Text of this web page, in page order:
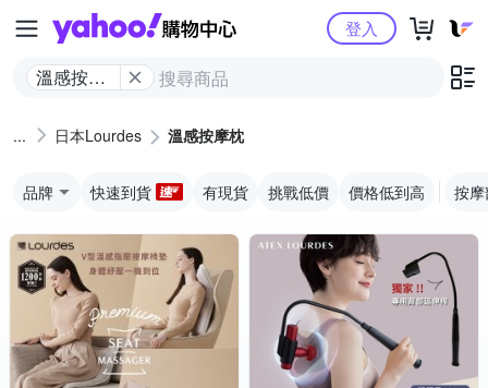
Yahoo購物中心
溫感按摩
登入
日本Lourdes 溫感按摩枕
品牌 快速到貨 有現貨 挑戰低價 價格低到高 按